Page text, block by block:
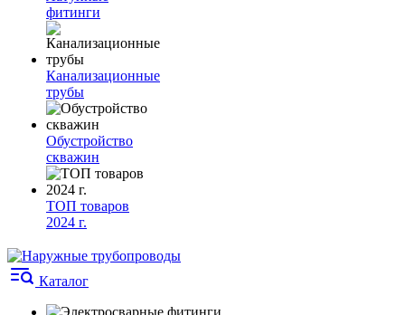
фитинги
Канализационные
трубы
Обустройство
скважин
ТОП товаров
2024 г.
Каталог